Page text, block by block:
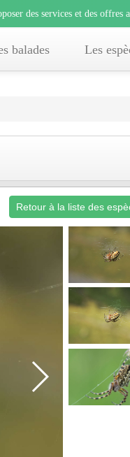
des services et des
balades Les
des services et des offres
services et des offres
Retour à la liste des